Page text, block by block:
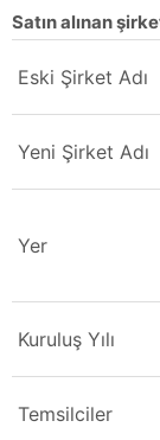
Satın alınan
Eski Şirket Adı
Yeni Şirket Adı
Yer
Kuruluş Yılı
Temsilciler